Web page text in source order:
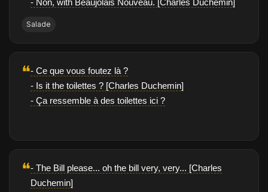
- Non, with Beaujolais Nouveau. [Charles Duchemin]
Salade
❝- Ce que vous foutez là ?
- Is it the toilettes ? [Charles Duchemin]
- Ça ressemble à des toilettes ici ?
❝- The Bill please... oh the bill very, very... [Charles
Duchemin]